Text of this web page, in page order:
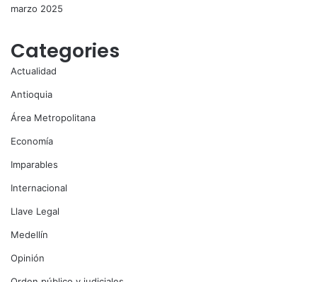
marzo 2025
Categories
Actualidad
Antioquia
Área Metropolitana
Economía
Imparables
Internacional
Llave Legal
Medellín
Opinión